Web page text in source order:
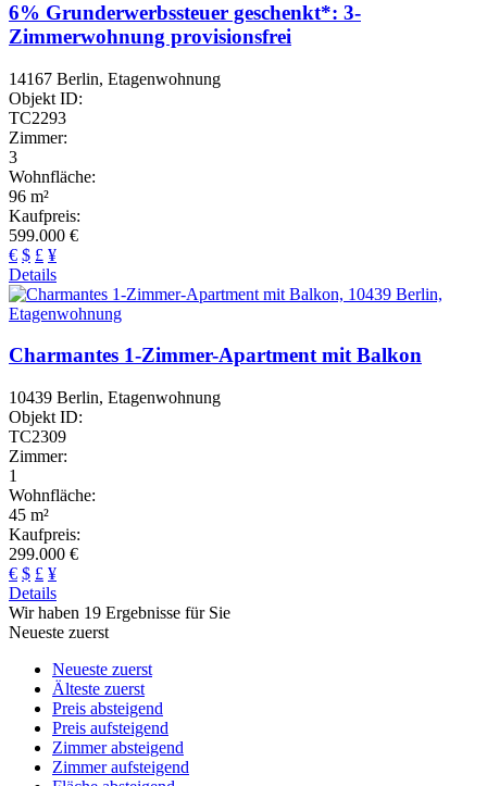
6% Grunderwerbssteuer geschenkt*: 3-
Zimmerwohnung provisionsfrei
14167 Berlin, Etagenwohnung
Objekt ID:
TC2293
Zimmer:
3
Wohnfläche:
96 m²
Kaufpreis:
599.000 €
€ $ £ ¥
Details
Charmantes 1-Zimmer-Apartment mit Balkon
10439 Berlin, Etagenwohnung
Objekt ID:
TC2309
Zimmer:
1
Wohnfläche:
45 m²
Kaufpreis:
299.000 €
€ $ £ ¥
Details
Wir haben 19 Ergebnisse für Sie
Neueste zuerst
Neueste zuerst
Älteste zuerst
Preis absteigend
Preis aufsteigend
Zimmer absteigend
Zimmer aufsteigend